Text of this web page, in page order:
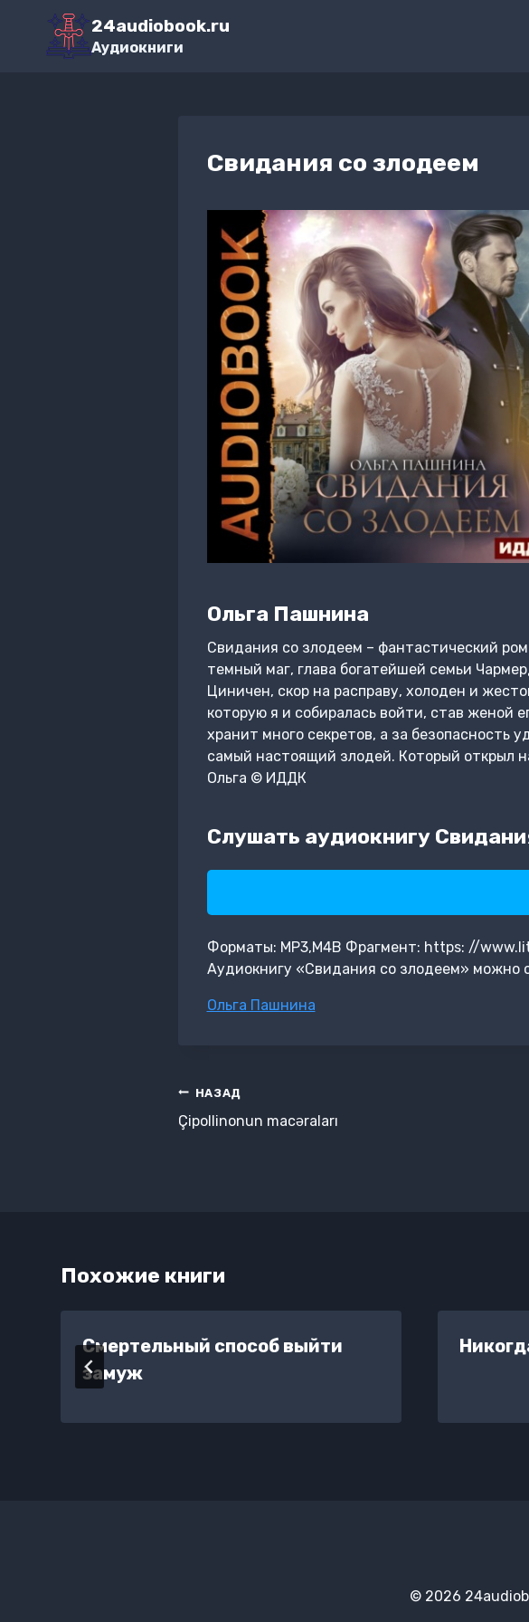
Перейти
содержимому
24audiobook.ru
Аудиокниги
Свидания со злодеем
Ольга Пашнина
Свидания со злодеем – фантастический
темный маг, глава богатейшей семьи
Циничен, скор на расправу, холоден и
которую я и собиралась войти, став женой
хранит много секретов, а за безопасность
самый настоящий злодей. Который открыл
Ольга © ИДДК
Слушать аудиокнигу
Форматы: MP3,M4B Фрагмент: https: //
Аудиокнигу «Свидания со злодеем» можно
Метки
Ольга Пашнина
Навигация
по
НАЗАД
Çipollinonun macəraları
Похожие книги
Смертельный способ выйти
замуж
© 2026